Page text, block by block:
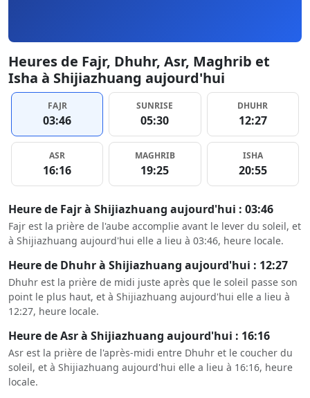
Heures de Fajr, Dhuhr, Asr, Maghrib et
Isha à Shijiazhuang aujourd'hui
FAJR
03:46
SUNRISE
05:30
DHUHR
12:27
ASR
16:16
MAGHRIB
19:25
ISHA
20:55
Heure de Fajr à Shijiazhuang aujourd'hui : 03:46
Fajr est la prière de l'aube accomplie avant le lever du soleil, et
à Shijiazhuang aujourd'hui elle a lieu à 03:46, heure locale.
Heure de Dhuhr à Shijiazhuang aujourd'hui : 12:27
Dhuhr est la prière de midi juste après que le soleil passe son
point le plus haut, et à Shijiazhuang aujourd'hui elle a lieu à
12:27, heure locale.
Heure de Asr à Shijiazhuang aujourd'hui : 16:16
Asr est la prière de l'après-midi entre Dhuhr et le coucher du
soleil, et à Shijiazhuang aujourd'hui elle a lieu à 16:16, heure
locale.